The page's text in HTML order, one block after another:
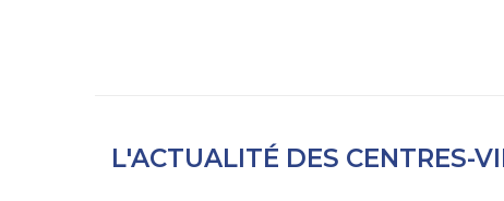
L'ACTUALITÉ DES CENTRES-